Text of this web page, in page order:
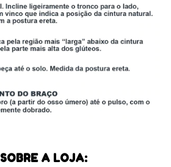
SOBRE A LOJA: